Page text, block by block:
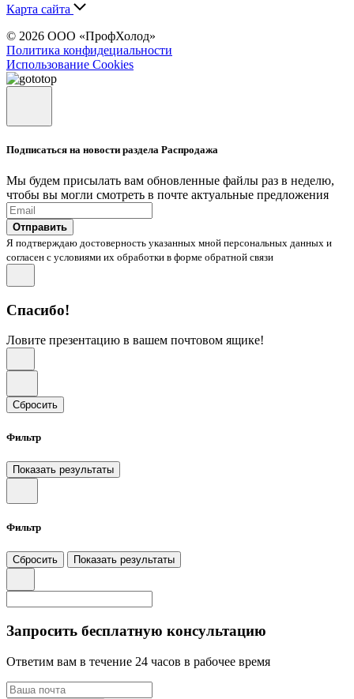
Карта сайта
© 2026 ООО «ПрофХолод»
Политика конфидециальности
Использование Cookies
Подписаться на новости раздела Распродажа
Мы будем присылать вам обновленные файлы раз в неделю,
чтобы вы могли смотреть в почте актуальные предложения
Отправить
Я подтверждаю достоверность указанных мной персональных данных и
согласен с условиями их обработки в форме обратной связи
Спасибо!
Ловите презентацию в вашем почтовом ящике!
Сбросить
Фильтр
Показать результаты
Фильтр
Сбросить Показать результаты
Запросить бесплатную консультацию
Ответим вам в течение 24 часов в рабочее время